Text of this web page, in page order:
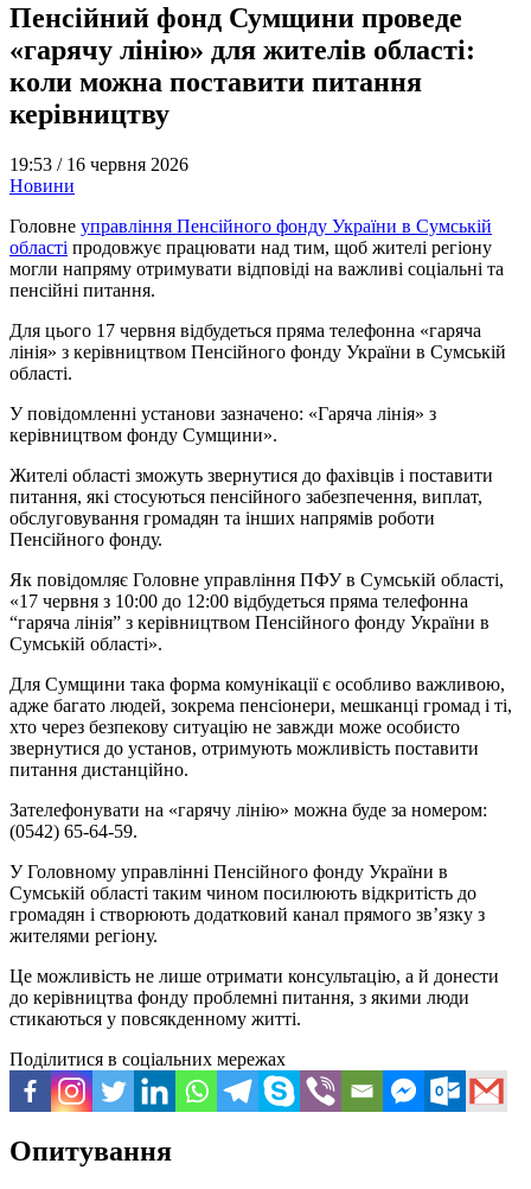
Пенсійний фонд Сумщини проведе
«гарячу лінію» для жителів області:
коли можна поставити питання
керівництву
19:53 / 16 червня 2026
Новини
Головне управління Пенсійного фонду України в Сумській
області продовжує працювати над тим, щоб жителі регіону
могли напряму отримувати відповіді на важливі соціальні та
пенсійні питання.
Для цього 17 червня відбудеться пряма телефонна «гаряча
лінія» з керівництвом Пенсійного фонду України в Сумській
області.
У повідомленні установи зазначено: «Гаряча лінія» з
керівництвом фонду Сумщини».
Жителі області зможуть звернутися до фахівців і поставити
питання, які стосуються пенсійного забезпечення, виплат,
обслуговування громадян та інших напрямів роботи
Пенсійного фонду.
Як повідомляє Головне управління ПФУ в Сумській області,
«17 червня з 10:00 до 12:00 відбудеться пряма телефонна
“гаряча лінія” з керівництвом Пенсійного фонду України в
Сумській області».
Для Сумщини така форма комунікації є особливо важливою,
адже багато людей, зокрема пенсіонери, мешканці громад і ті,
хто через безпекову ситуацію не завжди може особисто
звернутися до установ, отримують можливість поставити
питання дистанційно.
Зателефонувати на «гарячу лінію» можна буде за номером:
(0542) 65-64-59.
У Головному управлінні Пенсійного фонду України в
Сумській області таким чином посилюють відкритість до
громадян і створюють додатковий канал прямого зв’язку з
жителями регіону.
Це можливість не лише отримати консультацію, а й донести
до керівництва фонду проблемні питання, з якими люди
стикаються у повсякденному житті.
Поділитися в соціальних мережах
Опитування